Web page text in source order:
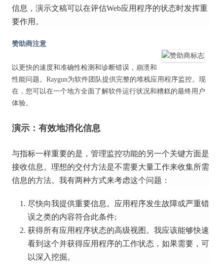
信息，演示文稿可以在评估Web应用程序的状态时发挥重
要作用。
赞助商注意
以更快的速度和准确性检测和诊断错误，崩溃和
性能问题。 Raygun为软件团队提供完整的堆栈应用程序监控。 现
在，您可以在一个地方全面了解软件运行状况和糟糕的最终用户
体验。
演示：有效地消化信息
与指标一样重要的是，管理监控功能的另一个关键方面是
接收信息。 理想的交付方法是不需要大量工作来收集所需
信息的方法。 我有两种方式来考虑这个问题：
尽快向我提供重要信息。 应用程序发生故障或严重错
误之类的内容符合此条件;
获得所有应用程序状态的高级视图。 我应该能够快速
看到这个并获得应用程序的工作状态，如果需要，可
以深入挖掘。